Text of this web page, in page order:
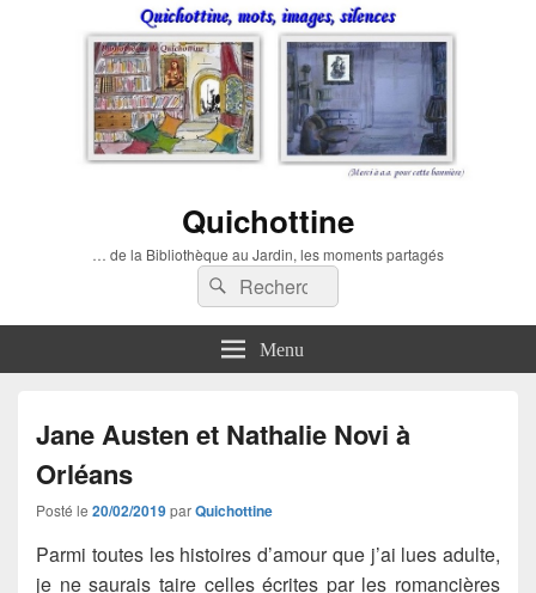
Quichottine
… de la Bibliothèque au Jardin, les moments partagés
Recherche :
Rechercher
Menu
Jane Austen et Nathalie Novi à
Orléans
Posté le 20/02/2019parQuichottine
Parmi toutes les histoires d’amour que j’ai lues adulte,
je ne saurais taire celles écrites par les romancières